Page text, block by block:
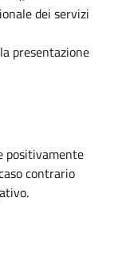
dei servizi
presentazione
positivamente
contrario